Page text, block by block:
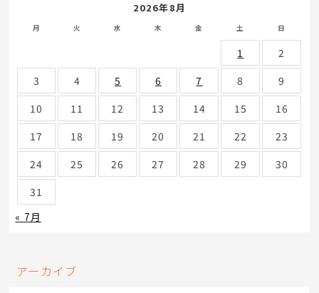
2026年8月
月 火 水 木 金 土 日
1
2
3
4 5 6 7 8
9
10
11 12 13 14 15
16
17
18 19 20 21 22
23
24
25 26 27 28 29
30
31
« 7月
アーカイブ